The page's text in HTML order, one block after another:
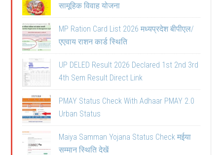
सामूहिक विवाह योजना
MP Ration Card List 2026 मध्यप्रदेश बीपीएल/
एएवाय राशन कार्ड स्थिति
UP DELED Result 2026 Declared 1st 2nd 3rd
4th Sem Result Direct Link
PMAY Status Check With Adhaar PMAY 2.0
Urban Status
Maiya Samman Yojana Status Check मईया
सम्मान स्थिति देखें